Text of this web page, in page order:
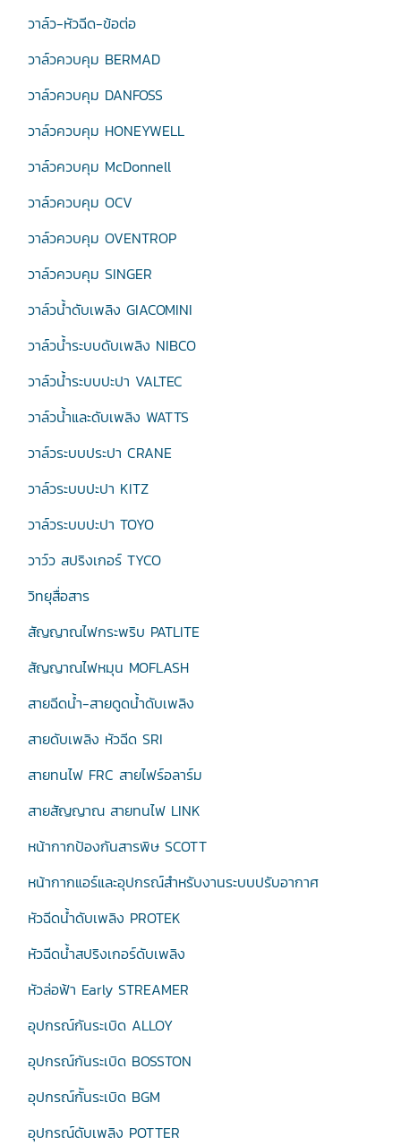
วาล์ว-หัวฉีด-ข้อต่อ
วาล์วควบคุม BERMAD
วาล์วควบคุม DANFOSS
วาล์วควบคุม HONEYWELL
วาล์วควบคุม McDonnell
วาล์วควบคุม OCV
วาล์วควบคุม OVENTROP
วาล์วควบคุม SINGER
วาล์วน้ำดับเพลิง GIACOMINI
วาล์วน้ำระบบดับเพลิง NIBCO
วาล์วน้ำระบบปะปา VALTEC
วาล์วน้ำและดับเพลิง WATTS
วาล์วระบบประปา CRANE
วาล์วระบบปะปา KITZ
วาล์วระบบปะปา TOYO
วาว์ว สปริงเกอร์ TYCO
วิทยุสื่อสาร
สัญญาณไฟกระพริบ PATLITE
สัญญาณไฟหมุน MOFLASH
สายฉีดน้ำ-สายดูดน้ำดับเพลิง
สายดับเพลิง หัวฉีด SRI
สายทนไฟ FRC สายไฟร์อลาร์ม
สายสัญญาณ สายทนไฟ LINK
หน้ากากป้องกันสารพิษ SCOTT
หน้ากากแอร์และอุปกรณ์สำหรับงานระบบปรับอากาศ
หัวฉีดน้ำดับเพลิง PROTEK
หัวฉีดน้ำสปริงเกอร์ดับเพลิง
หัวล่อฟ้า Early STREAMER
อุปกรณ์กันระเบิด ALLOY
อุปกรณ์กันระเบิด BOSSTON
อุปกรณ์กัันระเบิด BGM
อุปกรณ์ดับเพลิง POTTER